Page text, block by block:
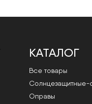
КАТАЛОГ
Все товары
Cолнцезащитные-
Оправы